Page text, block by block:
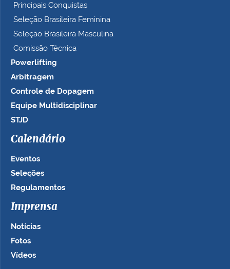
Principais Conquistas
Seleção Brasileira Feminina
Seleção Brasileira Masculina
Comissão Técnica
Powerlifting
Arbitragem
Controle de Dopagem
Equipe Multidisciplinar
STJD
Calendário
Eventos
Seleções
Regulamentos
Imprensa
Notícias
Fotos
Vídeos